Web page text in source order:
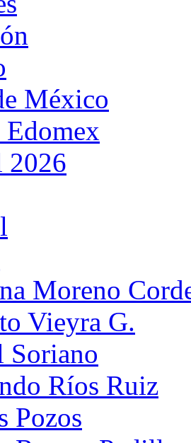
México
Edomex
2026
Moreno
Vieyra G.
Soriano
Ríos Ruiz
Pozos